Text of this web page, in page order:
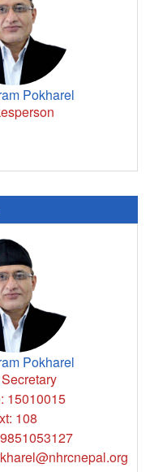
मानव बेचबिखन विरुद्धको अधिकारसम्बन्धी राष्ट्रिय प्रतिवेदन २०८२
एचआईभी/एड्स र मानव अधिकार जानकारीमूलक हाते पुस्तिका २०८२
Pokharel
Pokharel
15010015
108